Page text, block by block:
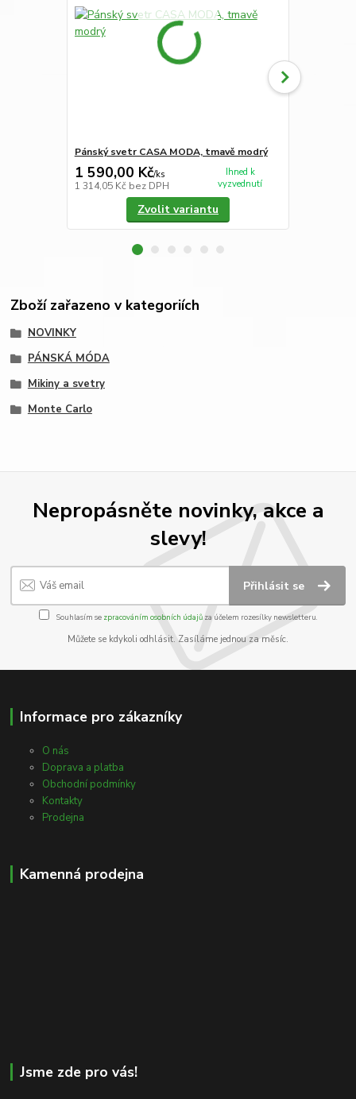
Pánský svetr CASA MODA, tmavě modrý
1 590,00 Kč/ks
1 314,05 Kč bez DPH
Ihned k
vyzvednutí
Zvolit variantu
Zboží zařazeno v kategoriích
NOVINKY
PÁNSKÁ MÓDA
Mikiny a svetry
Monte Carlo
Nepropásněte novinky, akce a
slevy!
Přihlásit se
Souhlasím se zpracováním osobních údajůza účelem rozesílky newsletteru.
Můžete se kdykoli odhlásit. Zasíláme jednou za měsíc.
Informace pro zákazníky
O nás
Doprava a platba
Obchodní podmínky
Kontakty
Prodejna
Kamenná prodejna
Jsme zde pro vás!